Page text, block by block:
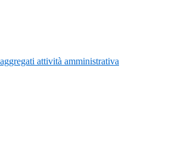
attività amministrativa